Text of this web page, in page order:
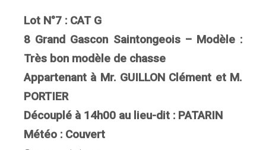
Lot N°7 : CAT G
8 Grand Gascon Saintongeois – Modèle :
Très bon modèle de chasse
Appartenant à Mr. GUILLON Clément et M.
PORTIER
Découplé à 14h00 au lieu-dit : PATARIN
Météo : Couvert